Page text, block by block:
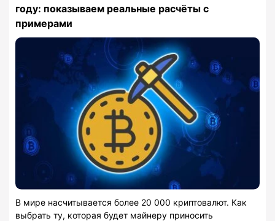
году: показываем реальные расчёты с
примерами
В мире насчитывается более 20 000 криптовалют. Как
выбрать ту, которая будет майнеру приносить